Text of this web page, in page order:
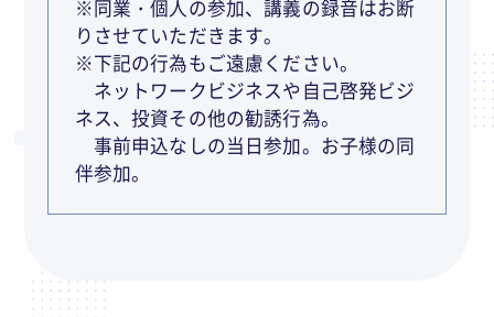
※同業・個人の参加、講義の録音はお断
りさせていただきます。
※下記の行為もご遠慮ください。
ネットワークビジネスや自己啓発ビジ
ネス、投資その他の勧誘行為。
事前申込なしの当日参加。お子様の同
伴参加。